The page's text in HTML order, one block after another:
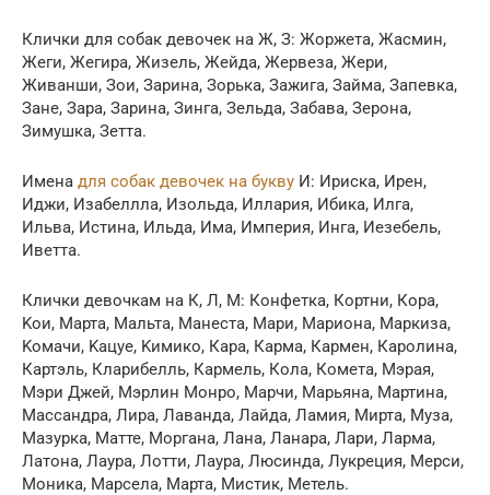
Клички для собак девочек на Ж, З: Жоржета, Жасмин,
Жеги, Жегира, Жизель, Жейда, Жервеза, Жери,
Живанши, Зои, Зарина, Зорька, Зажига, Займа, Запевка,
Зане, Зара, Зарина, Зинга, Зельда, Забава, Зерона,
Зимушка, Зетта.
Имена для собак девочек на букву И: Ириска, Ирен,
Иджи, Изабеллла, Изольда, Иллария, Ибика, Илга,
Ильва, Истина, Ильда, Има, Империя, Инга, Иезебель,
Иветта.
Клички девочкам на К, Л, М: Конфетка, Кортни, Кора,
Koи, Марта, Мальта, Манеста, Мари, Мариона, Маркиза,
Koмачи, Kацуе, Kимико, Кара, Карма, Кармен, Каролина,
Картэль, Кларибелль, Кармель, Кола, Комета, Мэрая,
Мэри Джей, Мэрлин Монро, Марчи, Марьяна, Мартина,
Массандра, Лира, Лаванда, Лайда, Ламия, Мирта, Муза,
Мазурка, Матте, Моргана, Лана, Ланара, Лари, Ларма,
Латона, Лаура, Лотти, Лаура, Люсинда, Лукреция, Мерси,
Моника, Марсела, Марта, Мистик, Метель.